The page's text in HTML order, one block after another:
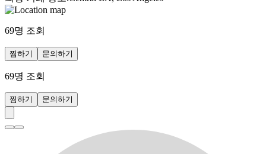
69명 조회
찜하기 문의하기
69명 조회
찜하기 문의하기